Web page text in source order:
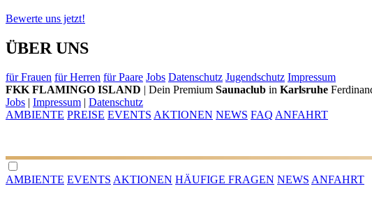
Bewerte uns jetzt!
ÜBER UNS
für Frauen für Herren für Paare Jobs Datenschutz Jugendschutz Impressum
FKK FLAMINGO ISLAND | Dein Premium Saunaclub in Karlsruhe
Jobs | Impressum | Datenschutz
AMBIENTE PREISE EVENTS AKTIONEN NEWS FAQ ANFAHRT
AMBIENTE EVENTS AKTIONEN HÄUFIGE FRAGEN NEWS ANFAHRT